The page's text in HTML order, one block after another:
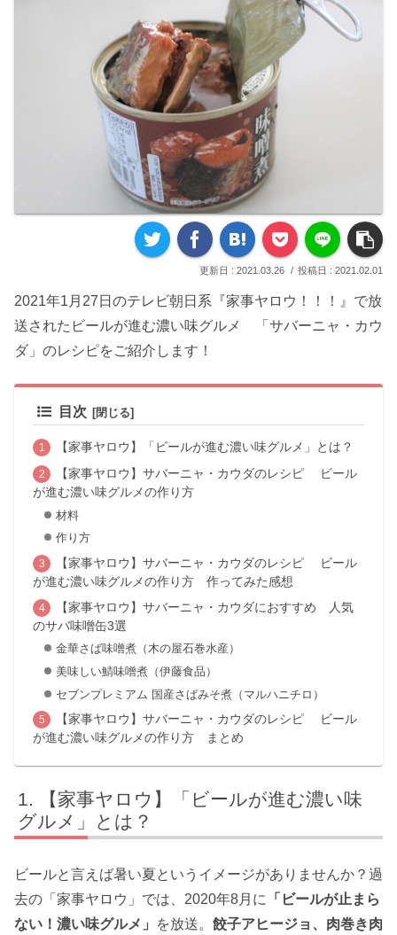
2021.03.26 2021.02.01
2021年1月27日のテレビ朝日系『家事ヤロウ！！！』で放
送されたビールが進む濃い味グルメ 「サバーニャ・カウ
ダ」のレシピをご紹介します！
目次
【家事ヤロウ】「ビールが進む濃い味グルメ」とは？
【家事ヤロウ】サバーニャ・カウダのレシピ ビール
が進む濃い味グルメの作り方
材料
作り方
【家事ヤロウ】サバーニャ・カウダのレシピ ビール
が進む濃い味グルメの作り方 作ってみた感想
【家事ヤロウ】サバーニャ・カウダにおすすめ 人気
のサバ味噌缶3選
金華さば味噌煮（木の屋石巻水産）
美味しい鯖味噌煮（伊藤食品）
セブンプレミアム 国産さばみそ煮（マルハニチロ）
【家事ヤロウ】サバーニャ・カウダのレシピ ビール
が進む濃い味グルメの作り方 まとめ
【家事ヤロウ】「ビールが進む濃い味
グルメ」とは？
ビールと言えば暑い夏というイメージがありませんか？過
去の「家事ヤロウ」では、2020年8月に
「ビールが止まら
ない！濃い味グルメ」
を放送。 餃子アヒージョ、肉巻き肉